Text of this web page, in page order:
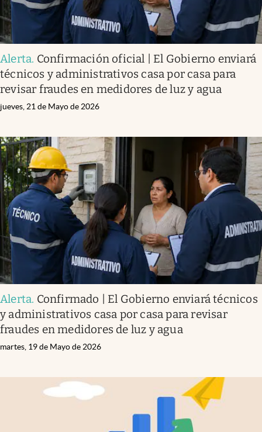
Alerta. Confirmación oficial | El Gobierno enviará
técnicos y administrativos casa por casa para
revisar fraudes en medidores de luz y agua
jueves, 21 de Mayo de 2026
Alerta. Confirmado | El Gobierno enviará técnicos
y administrativos casa por casa para revisar
fraudes en medidores de luz y agua
martes, 19 de Mayo de 2026